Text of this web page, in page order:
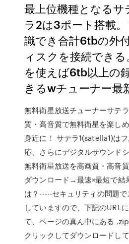
最上位機種となるサ
ラ2は3ポート搭載
識でき合計6tbの外
ィスクを接続でき
を使えば6tb以上の
きるwチューナー最
無料衛星放送チューナーサテ
質・高音質で無料衛星を楽し
身近に！ サテラ1(satella1)は
応、さらにデジタルサウンド
無料衛星放送を高画質・高音
ダウンロード→最速×最短で結
は？-----セキュリティの問題
していますので、下記のURL
て、ページの真ん中にある
クリックしてダウンロードし